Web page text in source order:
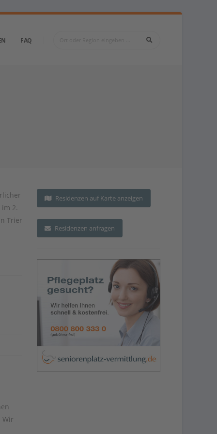
FAQ
2.
Trier
Wir
Residenzen auf Karte anzeigen
Residenzen anfragen